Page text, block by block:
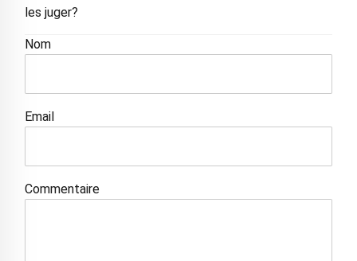
les juger?
Nom
Email
Commentaire